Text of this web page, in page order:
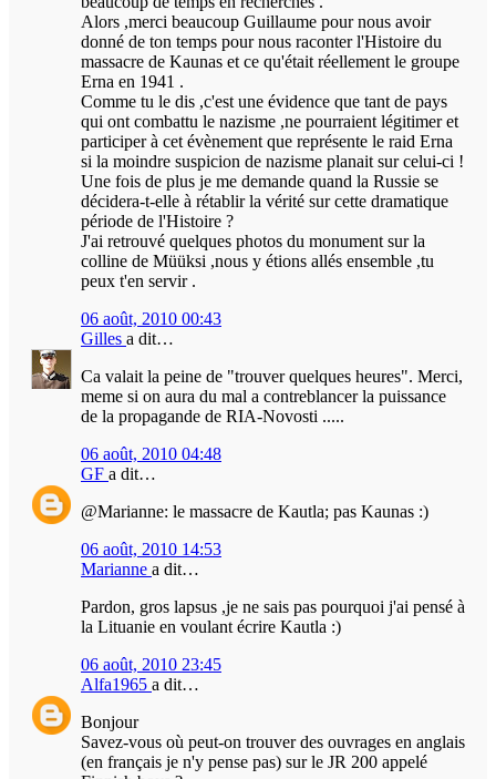
Alors ,merci beaucoup Guillaume pour nous avoir
donné de ton temps pour nous raconter l'Histoire du
massacre de Kaunas et ce qu'était réellement le groupe
Erna en 1941 .
Comme tu le dis ,c'est une évidence que tant de pays
qui ont combattu le nazisme ,ne pourraient légitimer et
participer à cet évènement que représente le raid Erna
si la moindre suspicion de nazisme planait sur celui-ci !
Une fois de plus je me demande quand la Russie se
décidera-t-elle à rétablir la vérité sur cette dramatique
période de l'Histoire ?
J'ai retrouvé quelques photos du monument sur la
colline de Müüksi ,nous y étions allés ensemble ,tu
peux t'en servir .
06 août, 2010 00:43
Gilles a dit…
Ca valait la peine de "trouver quelques heures". Merci,
meme si on aura du mal a contreblancer la puissance
de la propagande de RIA-Novosti .....
06 août, 2010 04:48
GF a dit…
@Marianne: le massacre de Kautla; pas Kaunas :)
06 août, 2010 14:53
Marianne a dit…
Pardon, gros lapsus ,je ne sais pas pourquoi j'ai pensé à
la Lituanie en voulant écrire Kautla :)
06 août, 2010 23:45
Alfa1965 a dit…
Bonjour
Savez-vous où peut-on trouver des ouvrages en anglais
(en français je n'y pense pas) sur le JR 200 appelé